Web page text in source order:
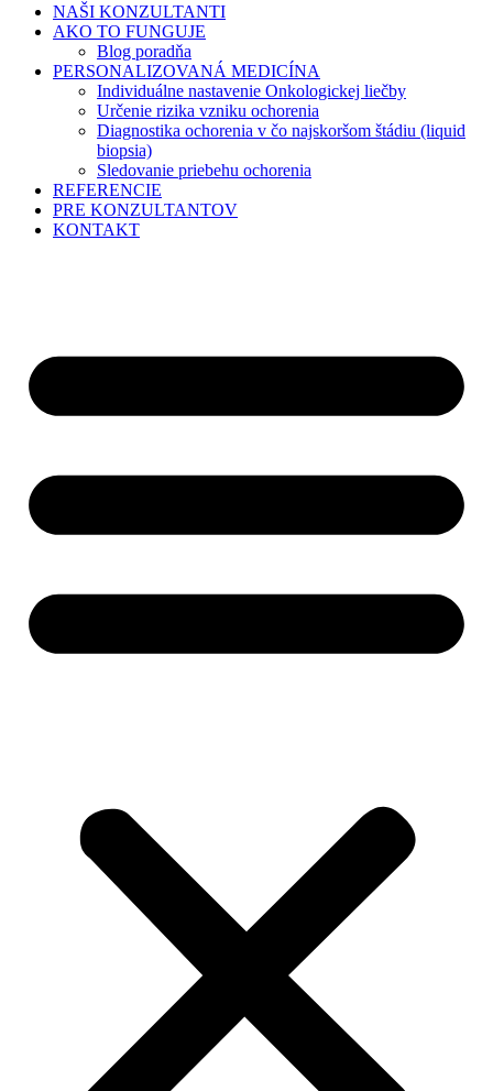
NAŠI KONZULTANTI
AKO TO FUNGUJE
Blog poradňa
PERSONALIZOVANÁ MEDICÍNA
Individuálne nastavenie Onkologickej liečby
Určenie rizika vzniku ochorenia
Diagnostika ochorenia v čo najskoršom štádiu (liquid
biopsia)
Sledovanie priebehu ochorenia
REFERENCIE
PRE KONZULTANTOV
KONTAKT